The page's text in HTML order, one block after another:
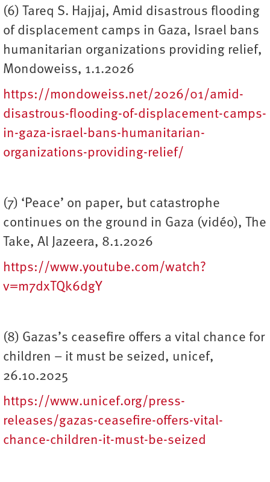
(6) Tareq S. Hajjaj, Amid disastrous flooding
of displacement camps in Gaza, Israel bans
humanitarian organizations providing relief,
Mondoweiss, 1.1.2026
https://mondoweiss.net/2026/01/amid-
disastrous-flooding-of-displacement-camps-
in-gaza-israel-bans-humanitarian-
organizations-providing-relief/
(7) ‘Peace’ on paper, but catastrophe
continues on the ground in Gaza (vidéo), The
Take, Al Jazeera, 8.1.2026
https://www.youtube.com/watch?
v=m7dxTQk6dgY
(8) Gazas’s ceasefire offers a vital chance for
children – it must be seized, unicef,
26.10.2025
https://www.unicef.org/press-
releases/gazas-ceasefire-offers-vital-
chance-children-it-must-be-seized